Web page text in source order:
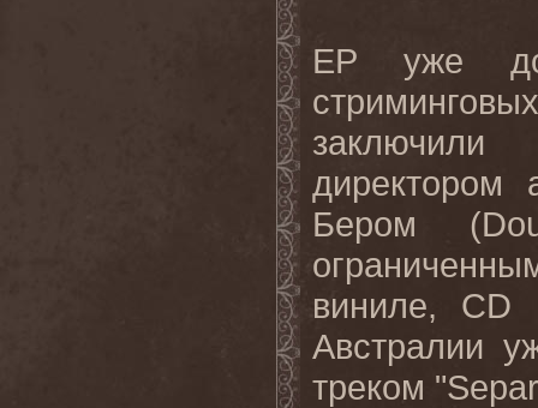
EP уже
стриминговых
директором
Бером (
виниле, CD
Австралии
треком "